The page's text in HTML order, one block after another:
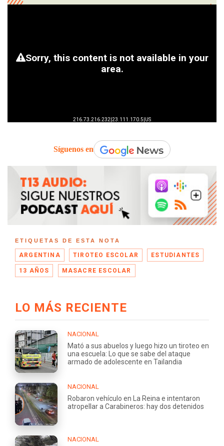
Síguenos en
ETIQUETAS DE ESTA NOTA
ARGENTINA TIROTEO ESCOLAR ESTUDIANTES
13 AÑOS MASACRE ESCOLAR
LO MÁS RECIENTE
NACIONAL
Mató a sus abuelos y luego hizo un tiroteo en
una escuela: Lo que se sabe del ataque
armado de adolescente en Tailandia
NACIONAL
Robaron vehículo en La Reina e intentaron
atropellar a Carabineros: hay dos detenidos
NACIONAL